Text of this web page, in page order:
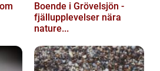
Boende i Grövelsjön -
fjällupplevelser nära
nature...